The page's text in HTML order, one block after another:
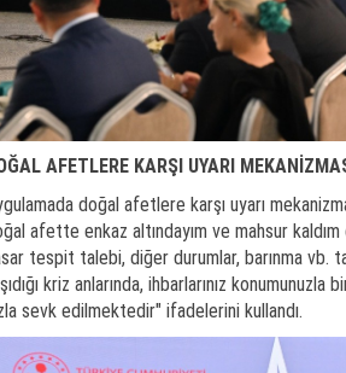
AFETLERE KARŞI UYARI
doğal afetlere karşı uyarı
afette enkaz altındayım ve mahsur
tespit talebi, diğer durumlar, barınma vb.
kriz anlarında, ihbarlarınız
sevk edilmektedir" ifadelerini kullandı.